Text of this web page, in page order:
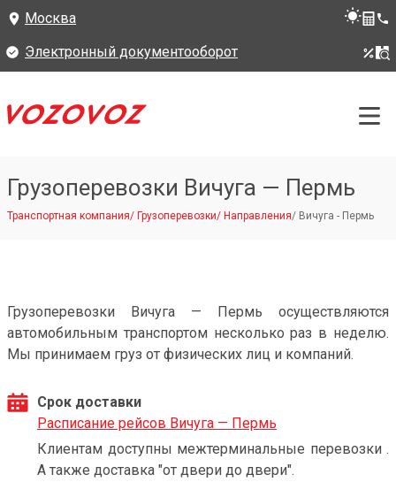
Москва
Электронный документооборот
Грузоперевозки Вичуга — Пермь
Транспортная компания/ Грузоперевозки/ Направления/ Вичуга - Пермь
Грузоперевозки Вичуга — Пермь осуществляются
автомобильным транспортом несколько раз в неделю.
Мы принимаем груз от физических лиц и компаний.
Срок доставки
Расписание рейсов Вичуга — Пермь
Клиентам доступны межтерминальные перевозки .
А также доставка "от двери до двери".